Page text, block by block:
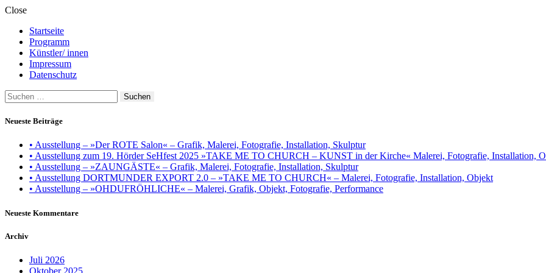
Close
Startseite
Programm
Künstler/ innen
Impressum
Datenschutz
Suchen
nach:
Neueste Beiträge
• Ausstellung – »Der ROTE Salon« – Grafik, Malerei, Fotografie, Installation, Skulptur
• Ausstellung zum 19. Hörder SeHfest 2025 »TAKE ME TO CHURCH – KUNST in der Kirche« Malerei, Fotografie, Installation,
• Ausstellung – »ZAUNGÄSTE« – Grafik, Malerei, Fotografie, Installation, Skulptur
• Ausstellung DORTMUNDER EXPORT 2.0 – »TAKE ME TO CHURCH« – Malerei, Fotografie, Installation, Objekt
• Ausstellung – »OHDUFRÖHLICHE« – Malerei, Grafik, Objekt, Fotografie, Performance
Neueste Kommentare
Archiv
Juli 2026
Oktober 2025